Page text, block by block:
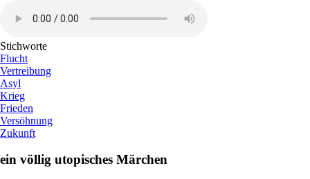
Stichworte
Flucht
Vertreibung
Asyl
Krieg
Frieden
Versöhnung
Zukunft
ein völlig utopisches Märchen